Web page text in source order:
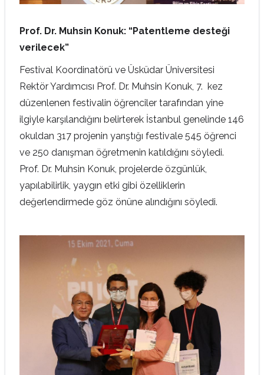
Prof. Dr. Muhsin Konuk: “Patentleme desteği
verilecek”
Festival Koordinatörü ve Üsküdar Üniversitesi
Rektör Yardımcısı Prof. Dr. Muhsin Konuk, 7. kez
düzenlenen festivalin öğrenciler tarafından yine
ilgiyle karşılandığını belirterek İstanbul genelinde 146
okuldan 317 projenin yarıştığı festivale 545 öğrenci
ve 250 danışman öğretmenin katıldığını söyledi.
Prof. Dr. Muhsin Konuk, projelerde özgünlük,
yapılabilirlik, yaygın etki gibi özelliklerin
değerlendirmede göz önüne alındığını söyledi.